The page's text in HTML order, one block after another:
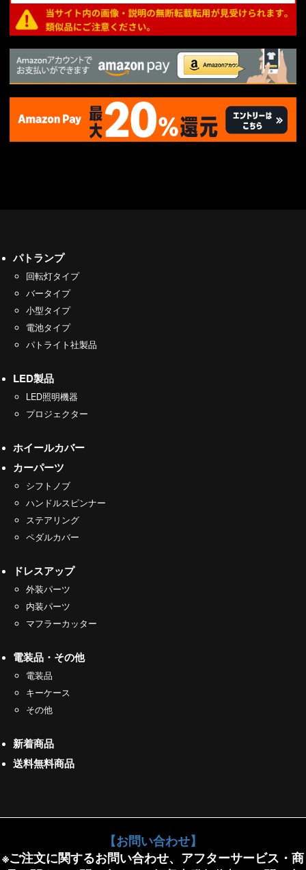
パトランプ
回転灯タイプ
バータイプ
小型タイプ
電池タイプ
パトライト社製品
LED製品
LED照明機器
プロジェクター
ホイールカバー
カーパーツ
シフトノブ
ハンドルスピンナー
ステアリング
ペダルカバー
ドレスアップ
外装パーツ
内装パーツ
マフラーカッター
電装品・その他
電装品
キーケース
その他
新着商品
送料無料商品
【お問い合わせ】
※ご注文に関するお問い合わせ、アフターサービス・商